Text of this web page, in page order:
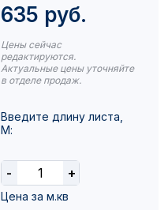
635 руб.
Цены сейчас
редактируются.
Актуальные цены уточняйте
в отделе продаж.
Введите длину листа,
М:
- +
Цена за м.кв